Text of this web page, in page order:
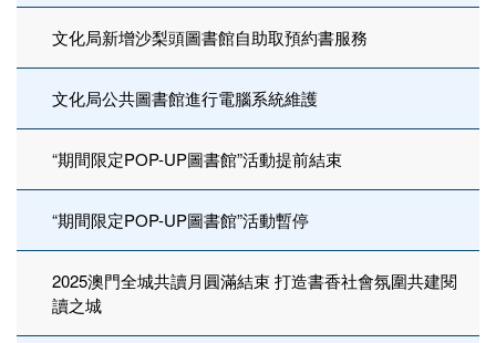
文化局新增沙梨頭圖書館自助取預約書服務
文化局公共圖書館進行電腦系統維護
“期間限定POP-UP圖書館”活動提前結束
“期間限定POP-UP圖書館”活動暫停
2025澳門全城共讀月圓滿結束 打造書香社會氛圍共建閱
讀之城